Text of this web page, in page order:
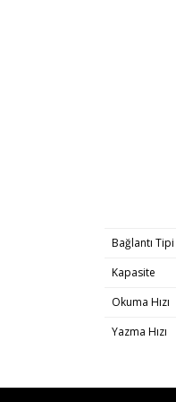
Bağlantı Tipi
Kapasite
Okuma Hızı
Yazma Hızı